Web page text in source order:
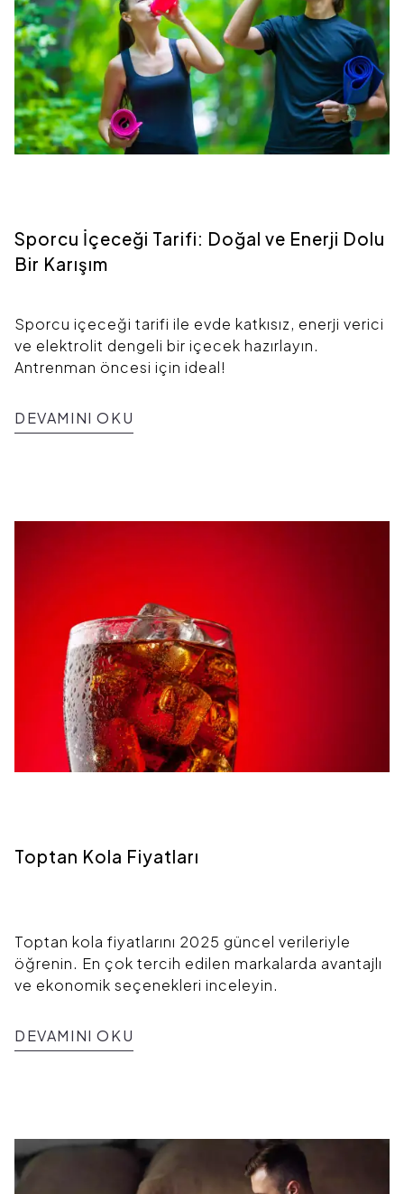
Sporcu İçeceği Tarifi: Doğal ve Enerji Dolu
Bir Karışım
Sporcu içeceği tarifi ile evde katkısız, enerji verici
ve elektrolit dengeli bir içecek hazırlayın.
Antrenman öncesi için ideal!
DEVAMINI OKU
Toptan Kola Fiyatları
Toptan kola fiyatlarını 2025 güncel verileriyle
öğrenin. En çok tercih edilen markalarda avantajlı
ve ekonomik seçenekleri inceleyin.
DEVAMINI OKU